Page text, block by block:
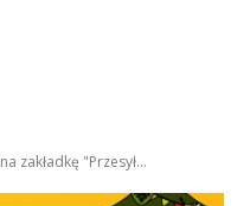
zakładkę "Przesył...